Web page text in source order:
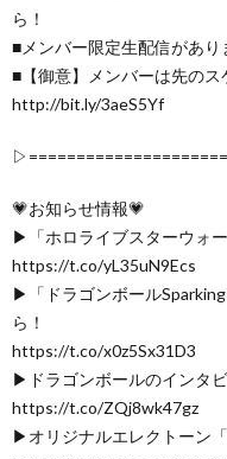
ら！
■メンバー限定生配信があり
■【御意】メンバーは先のス
http://bit.ly/3aeS5Yf
💗お知らせ情報💗
▶「ホロライブスターウォ
https://t.co/yL35uN9Ecs
▶「ドラゴンボール
ら！
https://t.co/x0z5Sx31D3
▶ドラゴンボールのインタ
https://t.co/ZQj8wk47gz
▶オリジナルエレクトーン